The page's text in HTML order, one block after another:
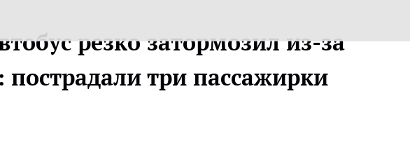
резко затормозил из-за
три пассажирки